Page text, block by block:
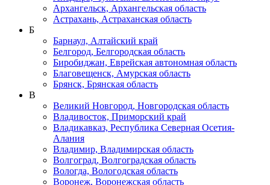
Архангельск, Архангельская область
Астрахань, Астраханская область
Б
Барнаул, Алтайский край
Белгород, Белгородская область
Биробиджан, Еврейская автономная область
Благовещенск, Амурская область
Брянск, Брянская область
В
Великий Новгород, Новгородская область
Владивосток, Приморский край
Владикавказ, Республика Северная Осетия-
Алания
Владимир, Владимирская область
Волгоград, Волгоградская область
Вологда, Вологодская область
Воронеж, Воронежская область